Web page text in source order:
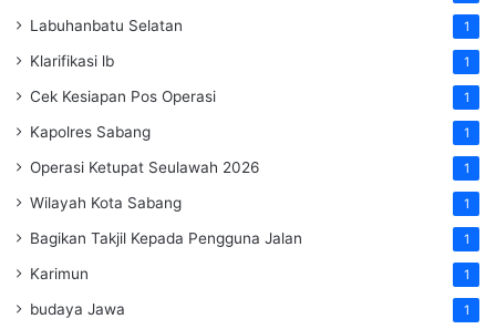
Labuhanbatu Selatan 1
Klarifikasi lb 1
Cek Kesiapan Pos Operasi 1
Kapolres Sabang 1
Operasi Ketupat Seulawah 2026 1
Wilayah Kota Sabang 1
Bagikan Takjil Kepada Pengguna Jalan 1
Karimun 1
budaya Jawa 1